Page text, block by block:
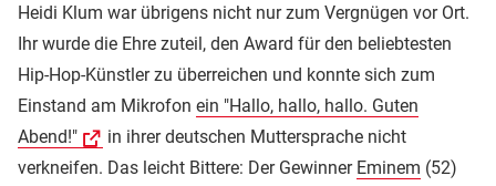
Heidi Klum war übrigens nicht nur zum Vergnügen vor Ort.
Ihr wurde die Ehre zuteil, den Award für den beliebtesten
Hip-Hop-Künstler zu überreichen und konnte sich zum
Einstand am Mikrofon ein "Hallo, hallo, hallo. Guten
Abend!"
in ihrer deutschen Muttersprache nicht
verkneifen. Das leicht Bittere: Der Gewinner Eminem (52)